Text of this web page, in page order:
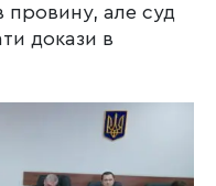
провину, але суд
докази в